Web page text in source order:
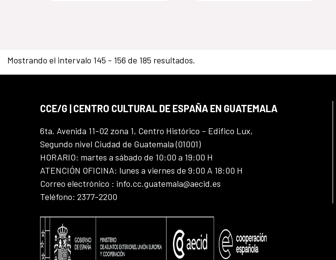
Mostrando el intervalo 145 - 156 de 185 resultados.
CCE/G | CENTRO CULTURAL DE ESPAÑA EN GUATEMALA
6ta. Avenida 11-02 zona 1, Centro Histórico – Edifico Lux,
Segundo nivel Ciudad de Guatemala (01001)
HORARIO: martes a sábado de 10:00 a 19:00 H
ATENCIÓN OFICINA: lunes a viernes de 9:00 A 18:00 H
Correo electrónico : info.cc.guatemala@aecid.es
Teléfono: 2377-2200